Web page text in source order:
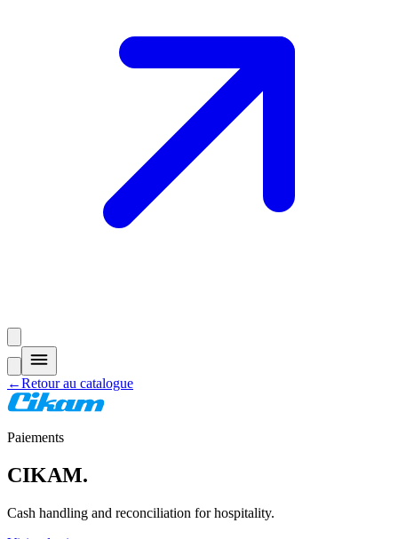
←Retour au catalogue
Paiements
CIKAM.
Cash handling and reconciliation for hospitality.